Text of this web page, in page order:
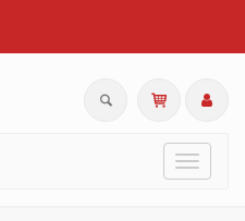
Toggle